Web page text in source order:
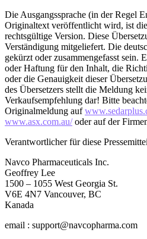
Die Ausgangssprache (in der Regel
Originaltext veröffentlicht wird, ist
rechtsgültige Version. Diese
Verständigung mitgeliefert. Die
gekürzt oder zusammengefasst sein.
oder Haftung für den Inhalt, die
oder die Genauigkeit dieser
des Übersetzers stellt die Meldung
Verkaufsempfehlung dar! Bitte
Originalmeldung auf
www.asx.com.au/oder auf der
Verantwortlicher für diese
Navco Pharmaceuticals Inc.
Geoffrey Lee
1500 – 1055 West Georgia St.
V6E 4N7 Vancouver, BC
Kanada
email : support@navcopharma.com